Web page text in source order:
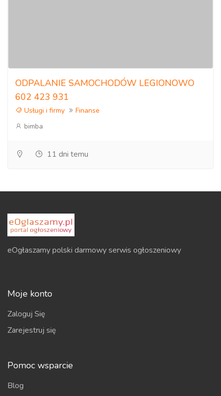
ODPALANIE SAMOCHODÓW LEGIONOWO
602 423 931
Usługi i firmy
Finanse
bimba
11 dni temu
eOgłaszamy polski darmowy serwis ogłoszeniowy
Moje konto
Zaloguj Się
Zarejestruj się
Pomoc wsparcie
Blog